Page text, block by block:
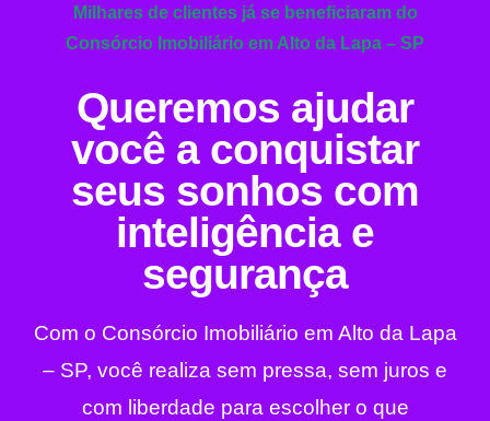
Milhares de clientes já se beneficiaram do
Consórcio Imobiliário em Alto da Lapa – SP
Queremos ajudar
você a conquistar
seus sonhos com
inteligência e
segurança
Com o Consórcio Imobiliário em Alto da Lapa
– SP, você realiza sem pressa, sem juros e
com liberdade para escolher o que